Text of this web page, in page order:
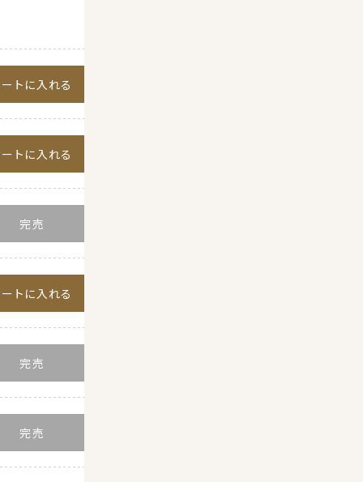
トに入れる
トに入れる
トに入れる